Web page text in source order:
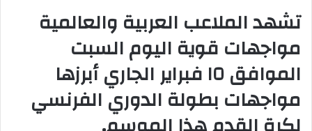
تشهد الملاعب العربية والعالمية
مواجهات قوية اليوم السبت
الموافق ١٥ فبراير الجاري أبرزها
مواجهات بطولة الدوري الفرنسي